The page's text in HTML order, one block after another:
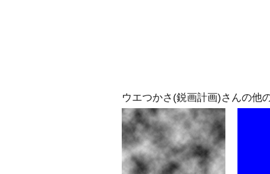
ウエつかさ(鋭画計画)さんの他